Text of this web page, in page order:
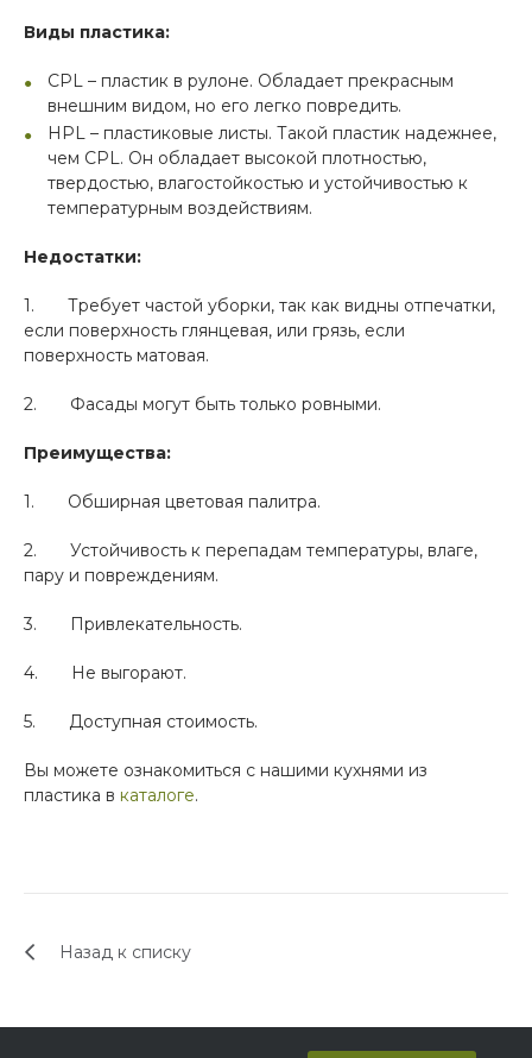
Виды пластика:
CPL – пластик в рулоне. Обладает прекрасным
внешним видом, но его легко повредить.
HPL – пластиковые листы. Такой пластик надежнее,
чем CPL. Он обладает высокой плотностью,
твердостью, влагостойкостью и устойчивостью к
температурным воздействиям.
Недостатки:
1. Требует частой уборки, так как видны отпечатки,
если поверхность глянцевая, или грязь, если
поверхность матовая.
2. Фасады могут быть только ровными.
Преимущества:
1. Обширная цветовая палитра.
2. Устойчивость к перепадам температуры, влаге,
пару и повреждениям.
3. Привлекательность.
4. Не выгорают.
5. Доступная стоимость.
Вы можете ознакомиться с нашими кухнями из
пластика в каталоге.
Назад к списку